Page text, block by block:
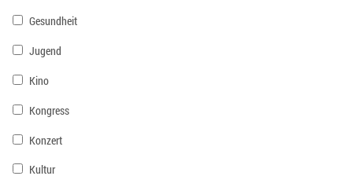
Gesundheit
Jugend
Kino
Kongress
Konzert
Kultur